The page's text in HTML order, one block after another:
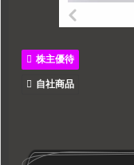
株主優待
自社商品